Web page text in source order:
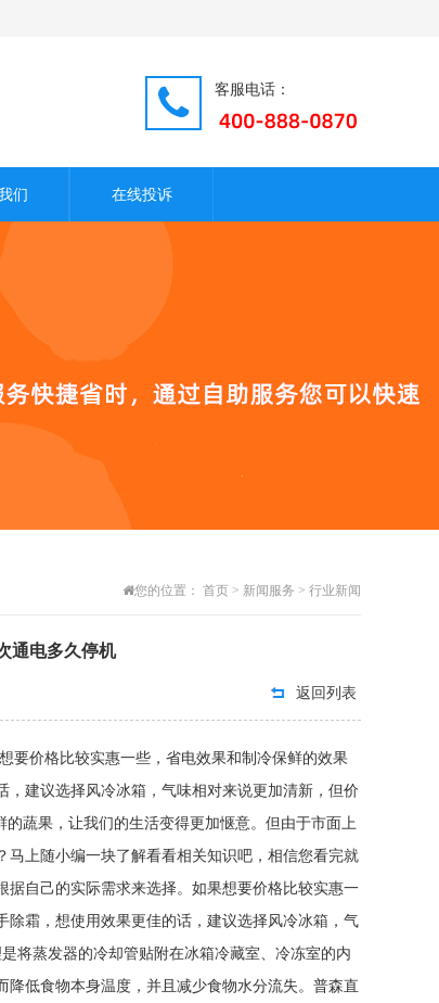
客服电话：
们 在线投诉
您的位置： 首页 > 新闻服务 > 行业新闻
通电多久停机
返回列表
要价格比较实惠一些，省电效果和制冷保鲜的效果
建议选择风冷冰箱，气味相对来说更加清新，但价
，让我们的生活变得更加惬意。但由于市面上
上随小编一块了解看看相关知识吧，相信您看完就
自己的实际需求来选择。如果想要价格比较实惠一
霜，想使用效果更佳的话，建议选择风冷冰箱，气
将蒸发器的冷却管贴附在冰箱冷藏室、冷冻室的内
低食物本身温度，并且减少食物水分流失。普森直